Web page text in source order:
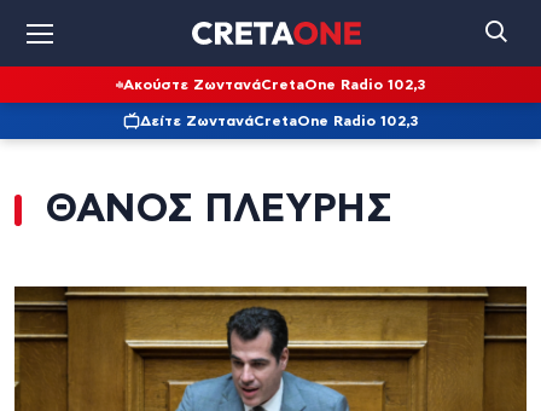
Ακούστε ΖωντανάCretaOne Radio 102,3
Δείτε ΖωντανάCretaOne Radio 102,3
ΘΑΝΟΣ ΠΛΕΥΡΗΣ